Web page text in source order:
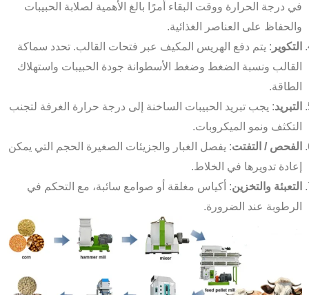
في درجة الحرارة ووقت البقاء أمرًا بالغ الأهمية لصلابة الحبيبات
والحفاظ على العناصر الغذائية.
التكوير : يتم دفع الهريس المكيف عبر فتحات القالب. تحدد سماكة
القالب ونسبة الضغط وضغط الأسطوانة جودة الحبيبات واستهلاك
الطاقة.
التبريد: يجب تبريد الحبيبات الساخنة إلى درجة حرارة الغرفة لتجنب
التكثف ونمو الميكروبات.
الفحص / التفتت: يفصل الغبار والجزيئات الصغيرة الحجم التي يمكن
إعادة تدويرها في الخلاط.
التعبئة والتخزين: أكياس مغلقة أو صوامع سائبة، مع التحكم في
الرطوبة عند الضرورة.